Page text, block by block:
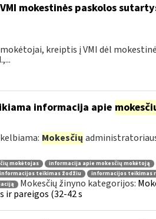
mokestinės paskolos
mokėtojai, kreiptis į VMI dėl
informacija apie
Mokesčių
mokėtojas informacija apie mokesčių mokėtoją
informacijos teikimas žodžiu informacijos teikimas
Mokesčių žinyno kategorijos:
pareigos (32-42 s